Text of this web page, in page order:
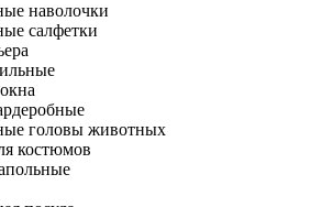
наволочки
салфетки
головы животных
костюмов